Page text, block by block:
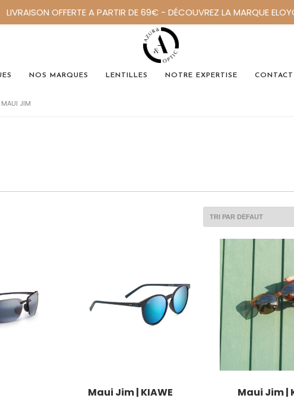
NOS MARQUES LENTILLES NOTRE EXPERTISE CONTACT
MAUI JIM
Maui Jim | KIAWE Maui Jim |
LIVRAISON OFFERTE A PARTIR DE 69€ - DÉCOUVREZ LA MARQUE